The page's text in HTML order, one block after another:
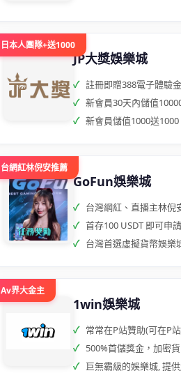
日本人團隊+送1000
JP大獎娛樂城
註冊即贈388電子體驗金
新會員30天內儲值
新會員儲值1000送1000
台網紅林倪安推薦
GoFun娛樂城
台灣網紅、直播主林倪
首存100 USDT 即可申
台灣首選虛擬貨幣娛樂
Av界大金主
1win娛樂城
常常在P站贊助(可在P
500%首儲獎金，加密
巨無霸級的娛樂城, 提